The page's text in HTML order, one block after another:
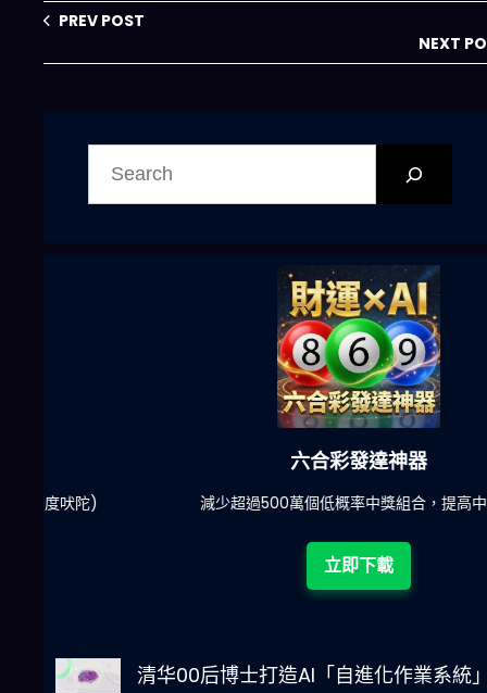
PREV POST
NEXT
六合彩發達神器
減少超過500萬個低概率中獎組合，提高中獎率
清华00后博士打造AI「自進化作業系統